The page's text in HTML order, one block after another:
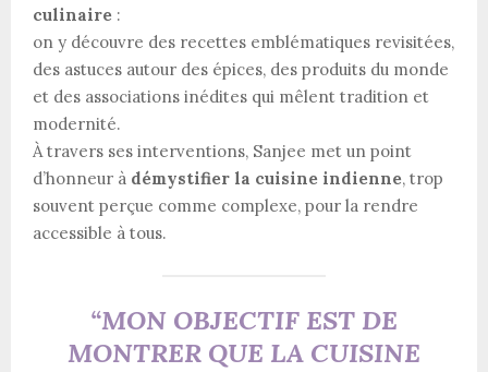
culinaire :
on y découvre des recettes emblématiques revisitées,
des astuces autour des épices, des produits du monde
et des associations inédites qui mêlent tradition et
modernité.
À travers ses interventions, Sanjee met un point
d’honneur à démystifier la cuisine indienne, trop
souvent perçue comme complexe, pour la rendre
accessible à tous.
“MON OBJECTIF EST DE
MONTRER QUE LA CUISINE